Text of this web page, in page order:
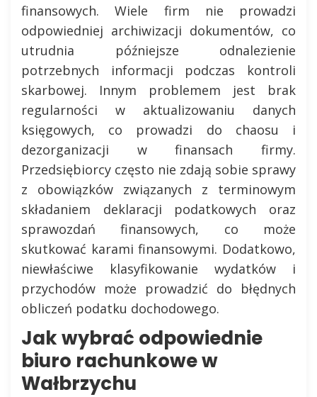
finansowych. Wiele firm nie prowadzi
odpowiedniej archiwizacji dokumentów, co
utrudnia późniejsze odnalezienie
potrzebnych informacji podczas kontroli
skarbowej. Innym problemem jest brak
regularności w aktualizowaniu danych
księgowych, co prowadzi do chaosu i
dezorganizacji w finansach firmy.
Przedsiębiorcy często nie zdają sobie sprawy
z obowiązków związanych z terminowym
składaniem deklaracji podatkowych oraz
sprawozdań finansowych, co może
skutkować karami finansowymi. Dodatkowo,
niewłaściwe klasyfikowanie wydatków i
przychodów może prowadzić do błędnych
obliczeń podatku dochodowego.
Jak wybrać odpowiednie
biuro rachunkowe w
Wałbrzychu